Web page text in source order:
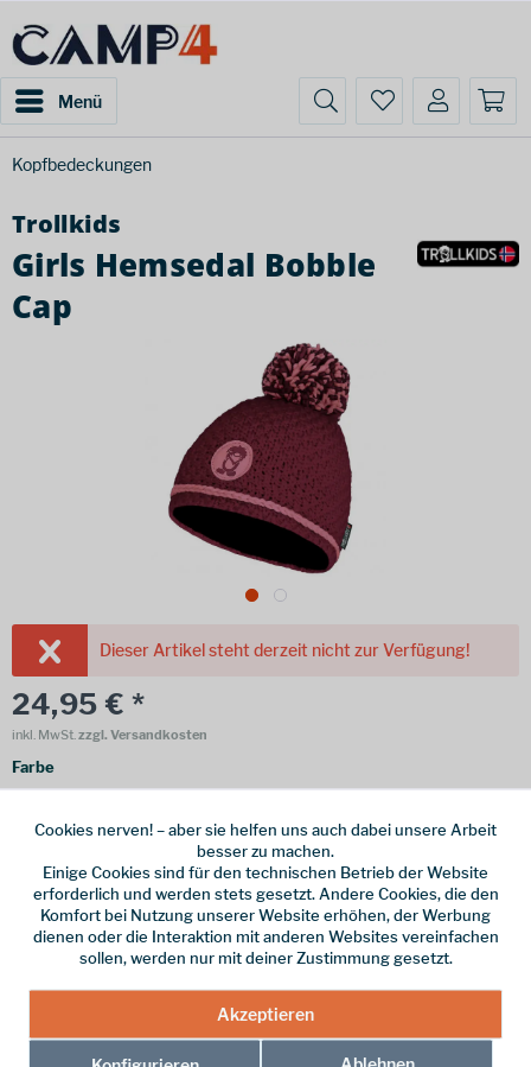
Menü
Kopfbedeckungen
Trollkids
Girls Hemsedal Bobble
Cap
Dieser Artikel steht derzeit nicht zur Verfügung!
24,95 € *
inkl. MwSt.zzgl. Versandkosten
Farbe
Merken
Hersteller-Nr.: 940-219-054
Cookies nerven! – aber sie helfen uns auch dabei unsere Arbeit
besser zu machen.
Einige Cookies sind für den technischen Betrieb der Website
erforderlich und werden stets gesetzt. Andere Cookies, die den
Komfort bei Nutzung unserer Website erhöhen, der Werbung
dienen oder die Interaktion mit anderen Websites vereinfachen
sollen, werden nur mit deiner Zustimmung gesetzt.
Akzeptieren
Ablehnen